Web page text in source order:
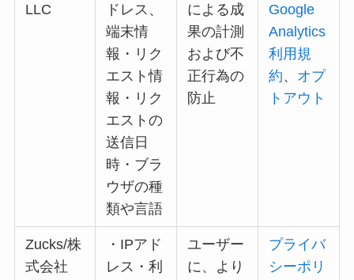
LLC
ドレス、
端末情
報・リク
エスト情
報・リク
エストの
送信日
時・ブラ
ウザの種
類や言語
による成
果の計測
および不
正行為の
防止
Google
Analytics
利用規
約、 オプ
トアウト
Zucks/株
式会社
・IPアド
レス・利
ユーザー
に、より
プライバ
シーポリ